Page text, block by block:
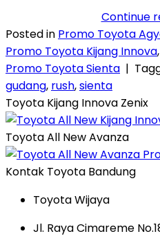
Continue
Posted in Promo Toyota
Promo Toyota Kijang Innova,
Promo Toyota Sienta |
gudang, rush,sienta
Toyota Kijang Innova Zenix
Toyota All New Avanza
Kontak Toyota Bandung
Toyota Wijaya
Jl. Raya Cimareme